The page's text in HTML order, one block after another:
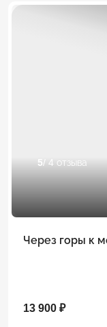
5/ 4 отзыва
Через горы к
13 900 ₽
Оставаясь на сайте,